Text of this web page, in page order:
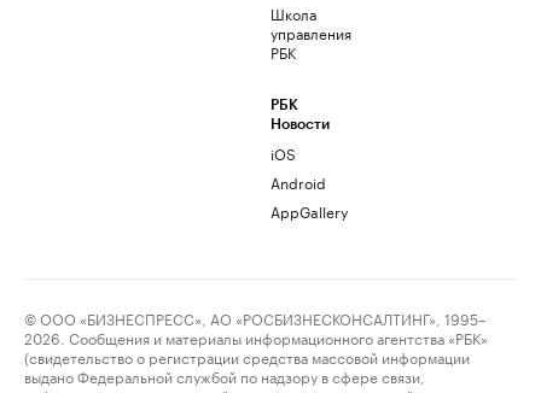
Школа
управления
РБК
РБК
Новости
iOS
Android
AppGallery
© ООО «БИЗНЕСПРЕСС», АО «РОСБИЗНЕСКОНСАЛТИНГ», 1995–
2026. Сообщения и материалы информационного агентства «РБК»
(свидетельство о регистрации средства массовой информации
выдано Федеральной службой по надзору в сфере связи,